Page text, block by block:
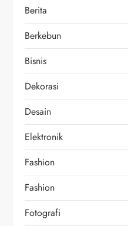
Berita
Berkebun
Bisnis
Dekorasi
Desain
Elektronik
Fashion
Fashion
Fotografi